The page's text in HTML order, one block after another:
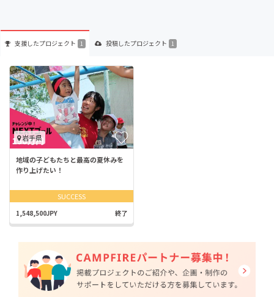
支援したプロジェクト 1 投稿したプロジェクト 1
岩手県
地域の子どもたちと最高の夏休みを
作り上げたい！
SUCCESS
1,548,500JPY 終了